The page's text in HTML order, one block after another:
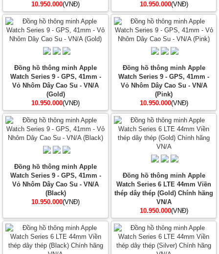
10.950.000(VNĐ)
10.950.000(VNĐ)
Đồng hồ thông minh Apple
Watch Series 9 - GPS, 41mm -
Vỏ Nhôm Dây Cao Su - VN/A
(Gold)
10.950.000(VNĐ)
Đồng hồ thông minh Apple
Watch Series 9 - GPS, 41mm -
Vỏ Nhôm Dây Cao Su - VN/A
(Pink)
10.950.000(VNĐ)
Đồng hồ thông minh Apple
Watch Series 9 - GPS, 41mm -
Vỏ Nhôm Dây Cao Su - VN/A
(Black)
10.950.000(VNĐ)
Đồng hồ thông minh Apple
Watch Series 6 LTE 44mm Viền
thép dây thép (Gold) Chính hãng
VN/A
10.950.000(VNĐ)